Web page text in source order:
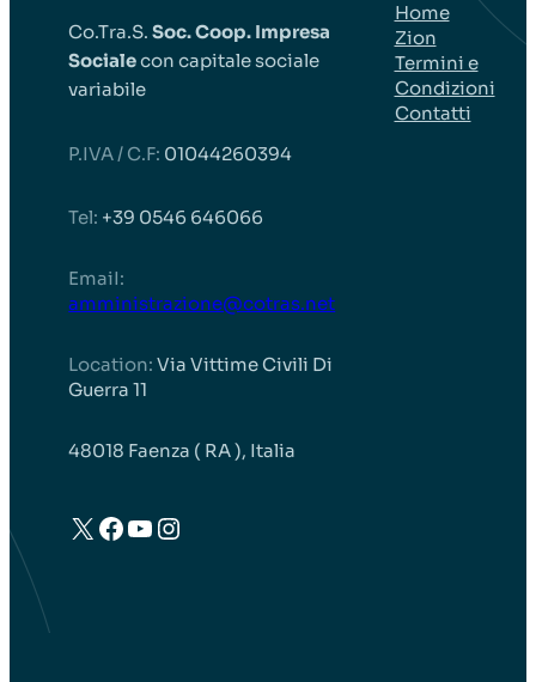
Co.Tra.S.Soc. Coop. Impresa
Socialecon capitale sociale
variabile
P.IVA / C.F: 01044260394
Tel: +39 0546 646066
EmaiI:
amministrazione@cotras.net
Location: Via Vittime Civili Di
Guerra 11
48018 Faenza ( RA ), Italia
X Facebook
YouTube
Instagram
Home
Zion
Termini e
Condizioni
Contatti